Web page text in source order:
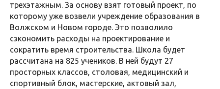
трехэтажным. За основу взят готовый проект, по
которому уже возвели учреждение образования в
Волжском и Новом городе. Это позволило
сэкономить расходы на проектирование и
сократить время строительства. Школа будет
рассчитана на 825 учеников. В ней будут 27
просторных классов, столовая, медицинский и
спортивный блок, мастерские, актовый зал,